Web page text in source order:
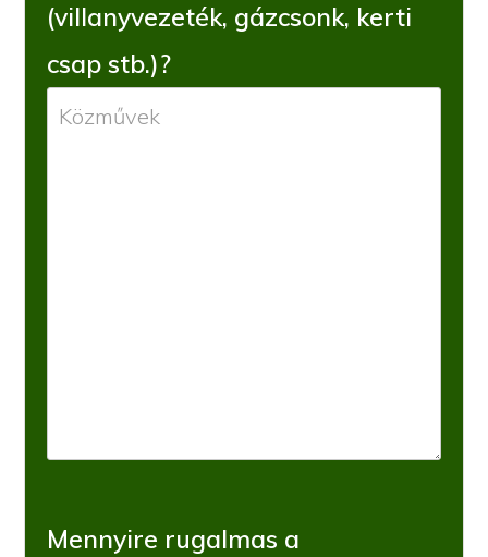
(villanyvezeték, gázcsonk, kerti
csap stb.)?
Mennyire rugalmas a